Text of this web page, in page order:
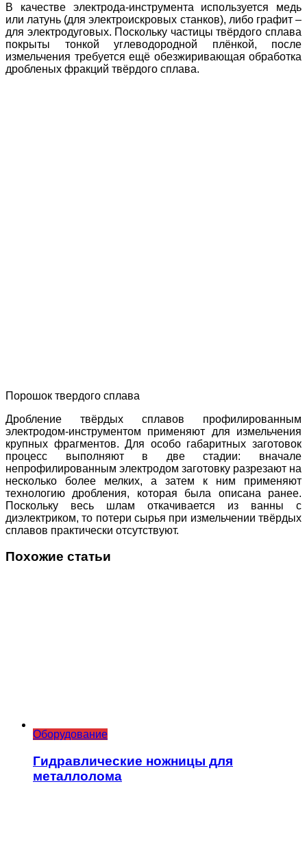
В качестве электрода-инструмента используется медь
или латунь (для электроискровых станков), либо графит –
для электродуговых. Поскольку частицы твёрдого сплава
покрыты тонкой углеводородной плёнкой, после
измельчения требуется ещё обезжиривающая обработка
дробленых фракций твёрдого сплава.
Порошок твердого сплава
Дробление твёрдых сплавов профилированным
электродом-инструментом применяют для измельчения
крупных фрагментов. Для особо габаритных заготовок
процесс выполняют в две стадии: вначале
непрофилированным электродом заготовку разрезают на
несколько более мелких, а затем к ним применяют
технологию дробления, которая была описана ранее.
Поскольку весь шлам откачивается из ванны с
диэлектриком, то потери сырья при измельчении твёрдых
сплавов практически отсутствуют.
Похожие статьи
Оборудование
Гидравлические ножницы для
металлолома